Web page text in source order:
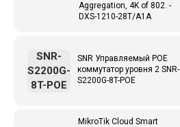
Aggregation, 4K of 802. -
DXS-1210-28T/A1A
SNR Управляемый POE
коммутатор уровня 2 SNR-
S2200G-8T-POE
SNR-
S2200G-
8T-POE
MikroTik Cloud Smart